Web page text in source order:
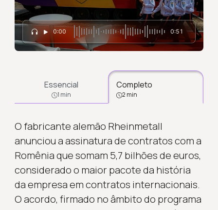
0:00 0:51
Essencial
1 min
Completo
2 min
O fabricante alemão Rheinmetall
anunciou a assinatura de contratos com a
Romênia que somam 5,7 bilhões de euros,
considerado o maior pacote da história
da empresa em contratos internacionais.
O acordo, firmado no âmbito do programa